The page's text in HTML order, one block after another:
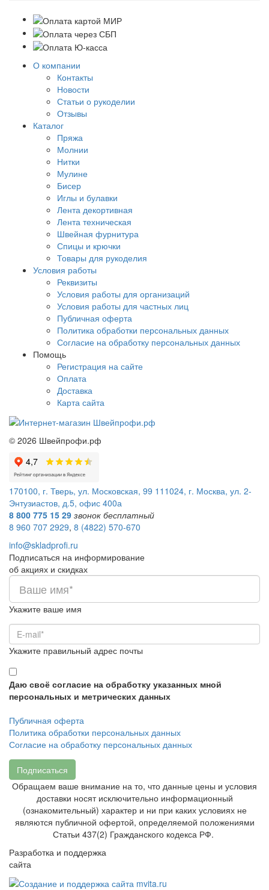
О компании
Контакты
Новости
Статьи о рукоделии
Отзывы
Каталог
Пряжа
Молнии
Нитки
Мулине
Бисер
Иглы и булавки
Лента декортивная
Лента техническая
Швейная фурнитура
Спицы и крючки
Товары для рукоделия
Условия работы
Реквизиты
Условия работы для организаций
Условия работы для частных лиц
Публичная оферта
Политика обработки персональных данных
Согласие на обработку персональных данных
Помощь
Регистрация на сайте
Оплата
Доставка
Карта сайта
© 2026 Швейпрофи.рф
170100, г. Тверь, ул. Московская, 99 111024, г. Москва, ул. 2-
Энтузиастов, д.5, офис 400а
8 800 775 15 29 звонок бесплатный
8 960 707 2929, 8 (4822) 570-670
info@skladprofi.ru
Подписаться на информирование
об акциях и скидках
Укажите ваше имя
Укажите правильный адрес почты
Даю своё согласие на обработку указанных мной
персональных и метрических данных
Публичная оферта
Политика обработки персональных данных
Согласие на обработку персональных данных
Подписаться
Обращаем ваше внимание на то, что данные цены и условия
доставки носят исключительно информационный
(ознакомительный) характер и ни при каких условиях не
являются публичной офертой, определяемой положениями
Статьи 437(2) Гражданского кодекса РФ.
Разработка и поддержка
сайта